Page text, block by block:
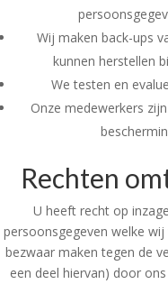
Wij maken back-ups
kunnen herstellen
We testen en
Onze medewerkers
Rechten
U heeft recht op
persoonsgegeven welke
bezwaar maken tegen de
een deel hiervan) door